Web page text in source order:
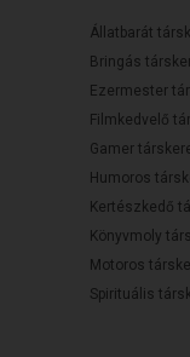
Állatbarát
Bringás
Ezermester
Filmkedvelő
Gamer
Humoros
Kertészkedő
Könyvmoly
Motoros
Spirituális